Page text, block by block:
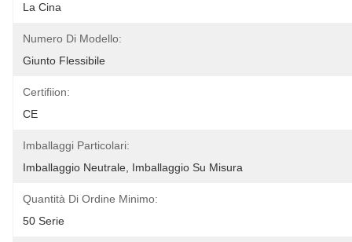
La Cina
Numero Di Modello:
Giunto Flessibile
Certifiion:
CE
Imballaggi Particolari:
Imballaggio Neutrale, Imballaggio Su Misura
Quantità Di Ordine Minimo:
50 Serie